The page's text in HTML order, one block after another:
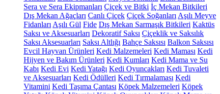
Sera ve Sera Ekipmanları Çiçek ve Bitki İç Mekan Bitkileri
Dış Mekan Ağaçları Canlı Çiçek Çiçek Soğanları Aşılı Meyve
Fidanları Aşılı Gül Fide Dış Mekan Sarmaşık Bitkileri Kaktüs
Saksı ve Aksesuarları Dekoratif Saksı Çiçeklik ve Saksılık
Saksı Aksesuarları Saksı Altlığı Bahçe Saksısı Balkon Saksısı
Evcil Hayvan Ürünleri Kedi Malzemeleri Kedi Maması Kedi
Hijyen ve Bakım Ürünleri Kedi Kumları Kedi Mama ve Su
Kabı Kedi Evi Kedi Yatağı Kedi Oyuncakları Kedi Tuvaleti
ve Aksesuarları Kedi Ödülleri Kedi Tırmalaması Kedi
Vitamini Kedi Taşıma Çantası Köpek Malzemeleri Köpek